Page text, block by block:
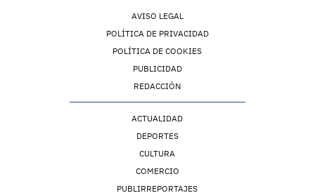
AVISO LEGAL
POLÍTICA DE PRIVACIDAD
POLÍTICA DE COOKIES
PUBLICIDAD
REDACCIÓN
ACTUALIDAD
DEPORTES
CULTURA
COMERCIO
PUBLIRREPORTAJES